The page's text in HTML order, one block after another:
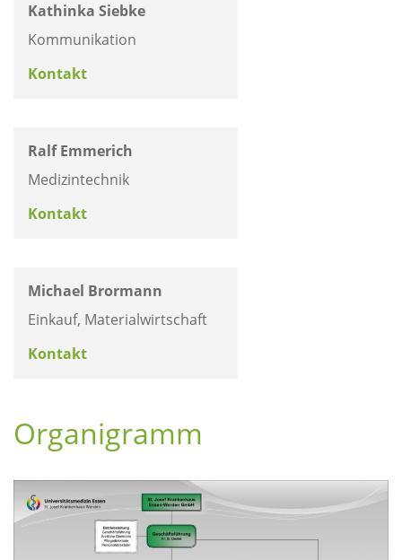
Kathinka Siebke
Kommunikation
Kontakt
Ralf Emmerich
Medizintechnik
Kontakt
Michael Brormann
Einkauf, Materialwirtschaft
Kontakt
Organigramm